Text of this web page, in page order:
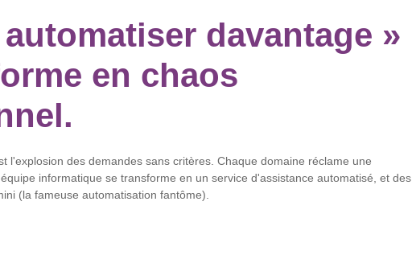
davantage »
en chaos
l'explosion des demandes sans critères. Chaque domaine réclame une
informatique se transforme en un service d'assistance automatisé, et des
(la fameuse automatisation fantôme).